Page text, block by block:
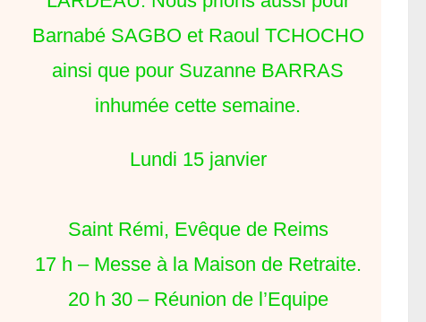
Barnabé SAGBO et Raoul TCHOCHO
ainsi que pour Suzanne BARRAS
inhumée cette semaine.
Lundi 15 janvier
Saint Rémi, Evêque de Reims
17 h – Messe à la Maison de Retraite.
20 h 30 – Réunion de l’Equipe